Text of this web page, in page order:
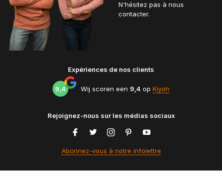
N'hésitez pas à nous
contacter.
Expériences de nos clients
9,4 Wij scoren een 9,4 op Kiyoh
Rejoignez-nous sur les médias sociaux
Abonnez-vous à notre infolettre